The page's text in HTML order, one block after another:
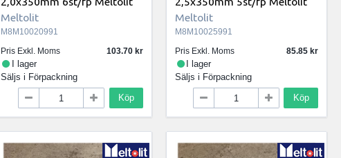
Meltolit
M8M10020991
Pris Exkl. Moms
103.70
I lager
Säljs i Förpackning
Köp
Meltolit
M8M10025991
Pris Exkl. Moms
85.85
I lager
Säljs i Förpackning
Köp